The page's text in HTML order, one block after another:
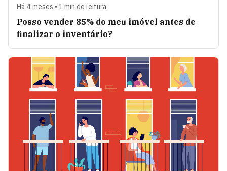
Há 4 meses • 1 min de leitura
Posso vender 85% do meu imóvel antes de
finalizar o inventário?